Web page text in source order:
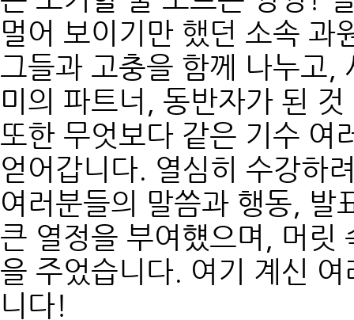
멀어 보이기만 했던 소속 과
그들과 고충을 함께 나누고,
미의 파트너, 동반자가 된
또한 무엇보다 같은 기수 여
얻어갑니다. 열심히 수강하
여러분들의 말씀과 행동, 발
큰 열정을 부여헀으며, 머릿
을 주었습니다. 여기 계신
니다!